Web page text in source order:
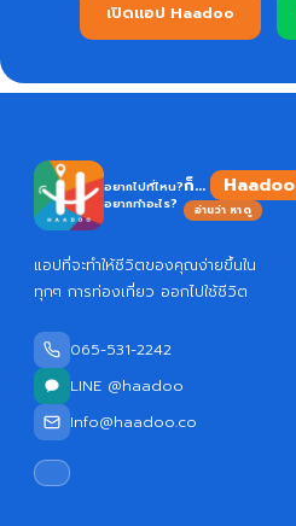
เปิดแอป Haadoo
อยากไปที่ไหน?
อยากทำอะไร?
ก็... Haadoo
อ่านว่า หาดู
แอปที่จะทำให้ชีวิตของคุณง่ายขึ้นใน
ทุกๆ การท่องเที่ยว ออกไปใช้ชีวิต
065-531-2242
LINE @haadoo
Info@haadoo.co